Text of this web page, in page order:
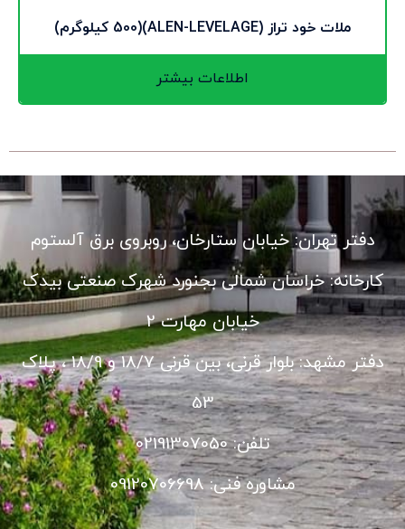
ملات خود تراز (ALEN-LEVELAGE)(500 کیلوگرم)
اطلاعات بیشتر
دفتر تهران: خیابان ستارخان، روبروی برق آلستوم
کارخانه: خراسان شمالی بجنورد شهرک صنعتی بیدک
خیابان مهارت 2
دفتر مشهد: بلوار قرنی، بین قرنی 18/7 و 18/9 ، پلاک
53
تلفن: 02191307050
مشاوره فنی: 09120706698